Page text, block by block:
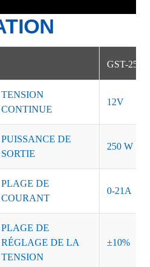
GST-250-
TENSION
CONTINUE
12V
PUISSANCE DE
SORTIE
250 W
PLAGE DE
COURANT
0-21A
PLAGE DE
RÉGLAGE DE LA
TENSION
±10%